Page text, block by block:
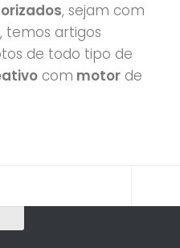
, sejam com
, temos artigos
de todo tipo de
com motor de